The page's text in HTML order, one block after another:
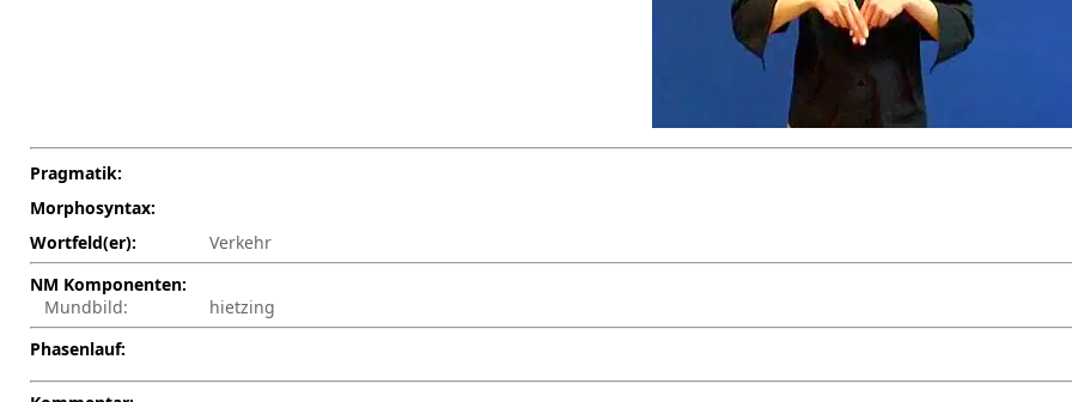
Pragmatik:
Morphosyntax:
Wortfeld(er):
Verkehr
NM Komponenten:
Mundbild:
hietzing
Phasenlauf: